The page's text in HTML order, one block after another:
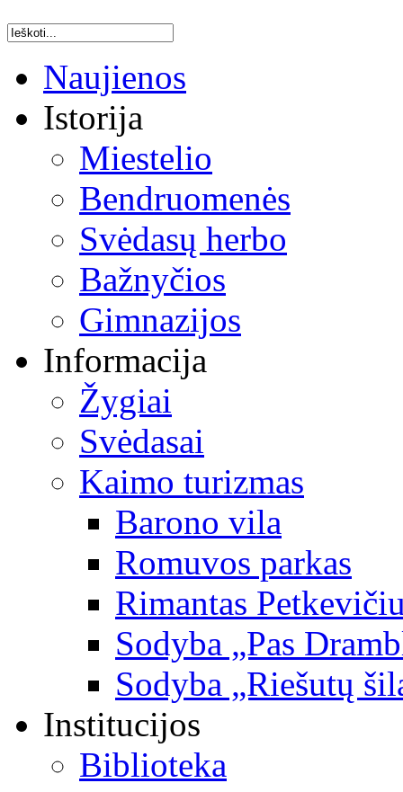
Naujienos
Istorija
Miestelio
Bendruomenės
Svėdasų herbo
Bažnyčios
Gimnazijos
Informacija
Žygiai
Svėdasai
Kaimo turizmas
Barono vila
Romuvos parkas
Rimantas
Sodyba „Pas
Sodyba „Riešutų
Institucijos
Biblioteka